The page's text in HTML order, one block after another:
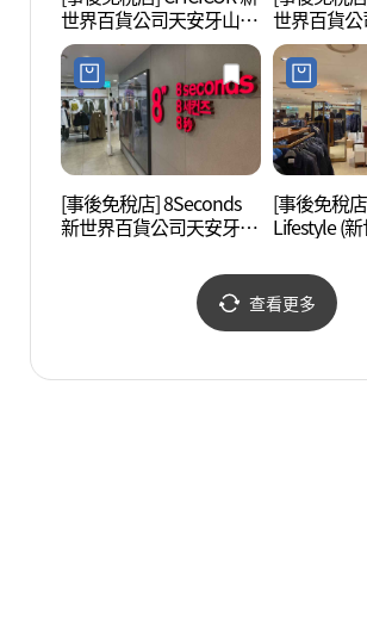
世界百貨公司天安牙山店
(시코르 신세계백화점 천
안아산점)
世界百貨
(버버리 신
안아산점)
[事後免稅店] 8Seconds
新世界百貨公司天安牙山
[事後免稅
Lifestyle (
프스타일 신
천안아산점)
查看更多